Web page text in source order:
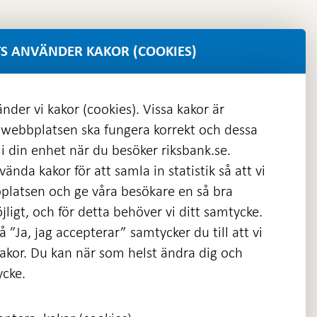
ANVÄNDER KAKOR (COOKIES)
vi kakor (cookies). Vissa kakor är
ska fungera korrekt och dessa
din enhet när du besöker riksbank.se.
kakor för att samla in statistik så att vi
och ge våra besökare en så bra
och för detta behöver vi ditt samtycke.
”Ja, jag accepterar” samtycker du till att vi
Du kan när som helst ändra dig och